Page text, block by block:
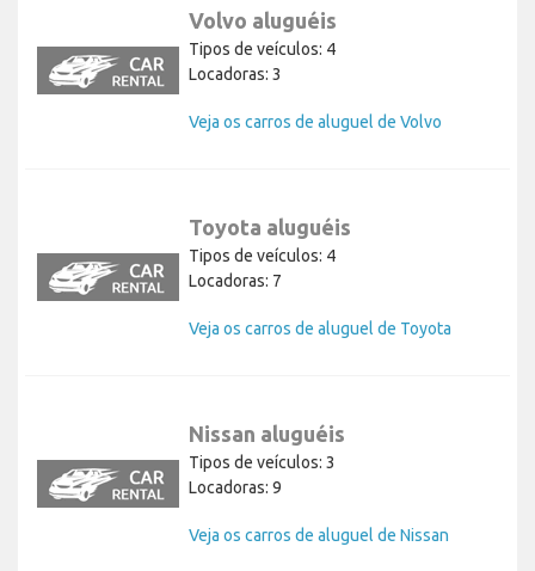
Volvo aluguéis
Tipos de veículos: 4
Locadoras: 3
Veja os carros de aluguel de Volvo
Toyota aluguéis
Tipos de veículos: 4
Locadoras: 7
Veja os carros de aluguel de Toyota
Nissan aluguéis
Tipos de veículos: 3
Locadoras: 9
Veja os carros de aluguel de Nissan